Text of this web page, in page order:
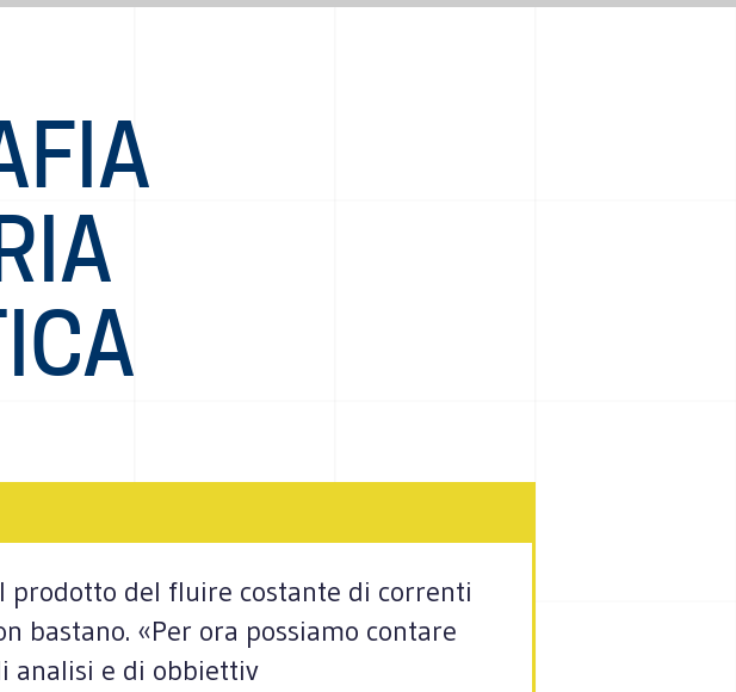
prodotto del fluire costante di correnti
bastano. «Per ora possiamo contare
analisi e di obbiettiv